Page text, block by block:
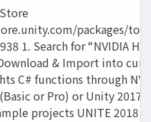
packages/
1. Search for “NVIDIA
& Import into
C# functions through
or Pro) or Unity 2017
projects UNITE 2018